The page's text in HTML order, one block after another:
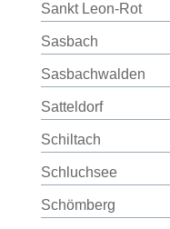
Sankt Leon-Rot
Sasbach
Sasbachwalden
Satteldorf
Schiltach
Schluchsee
Schömberg